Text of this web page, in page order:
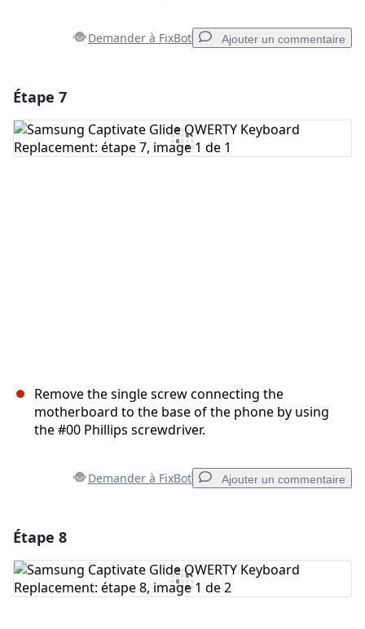
Demander à FixBot Ajouter un commentaire
Ajouter un commentaire
Étape 7
Remove the single screw connecting the
motherboard to the base of the phone by using
the #00 Phillips screwdriver.
Demander à FixBot Ajouter un commentaire
Ajouter un commentaire
Étape 8